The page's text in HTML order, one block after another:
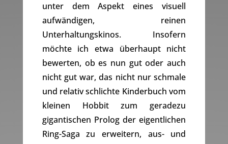
unter dem Aspekt eines visuell
aufwändigen, reinen
Unterhaltungskinos. Insofern
möchte ich etwa überhaupt nicht
bewerten, ob es nun gut oder auch
nicht gut war, das nicht nur schmale
und relativ schlichte Kinderbuch vom
kleinen Hobbit zum geradezu
gigantischen Prolog der eigentlichen
Ring-Saga zu erweitern, aus- und